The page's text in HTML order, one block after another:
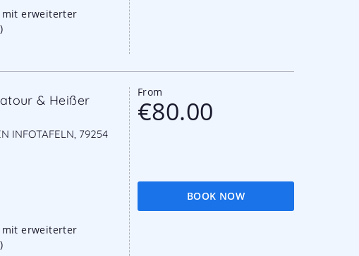
mit erweiterter
& Heißer
INFOTAFELN, 79254 O
mit erweiterter
From
€80.00
BOOK NOW